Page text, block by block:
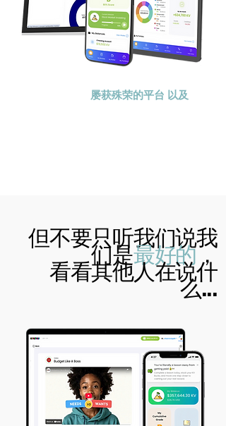
屡获殊荣的平台 以及
但不要只听我们说我
们是最好的，
看看其他人在说什
么...